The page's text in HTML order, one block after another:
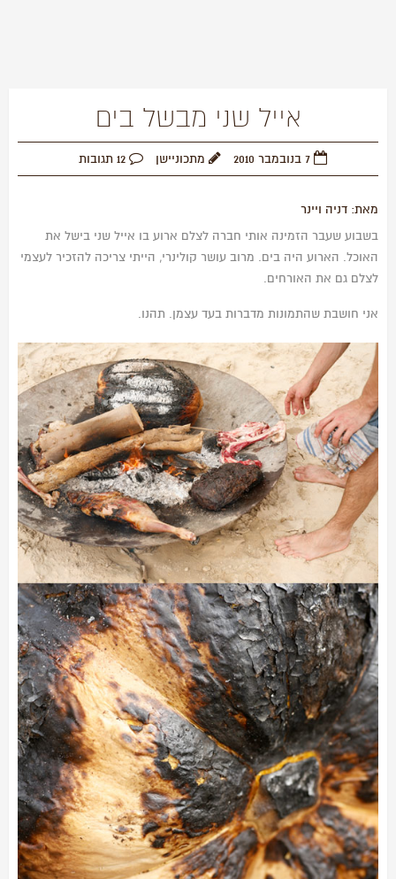
אייל שני מבשל בים
7 בנובמבר 2010 מתכוניישן 12 תגובות
מאת: דניה ויינר
בשבוע שעבר הזמינה אותי חברה לצלם ארוע בו אייל שני בישל את
האוכל. הארוע היה בים. מרוב עושר קולינרי, הייתי צריכה להזכיר לעצמי
לצלם גם את האורחים.
אני חושבת שהתמונות מדברות בעד עצמן. תהנו.